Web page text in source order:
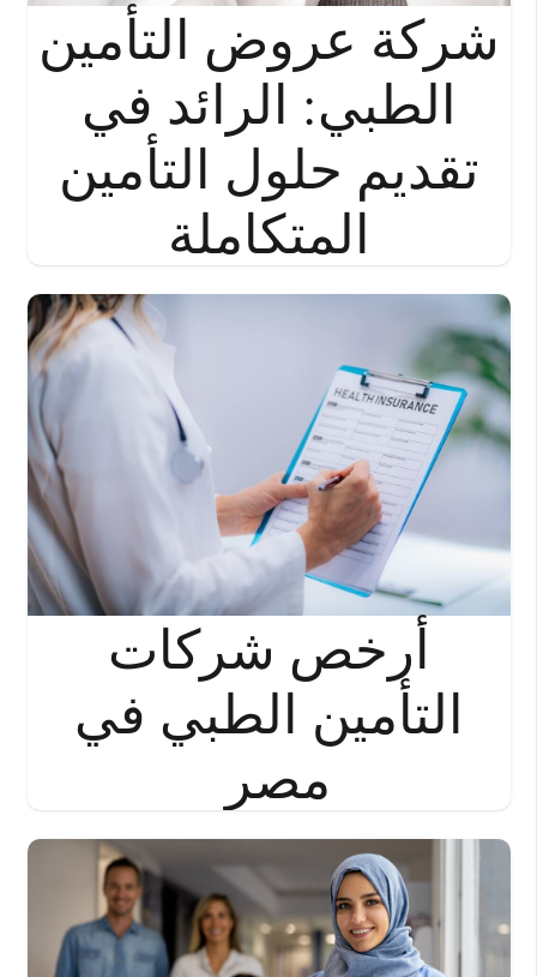
شركة عروض التأمين
الطبي: الرائد في
تقديم حلول التأمين
المتكاملة
أرخص شركات
التأمين الطبي في
مصر